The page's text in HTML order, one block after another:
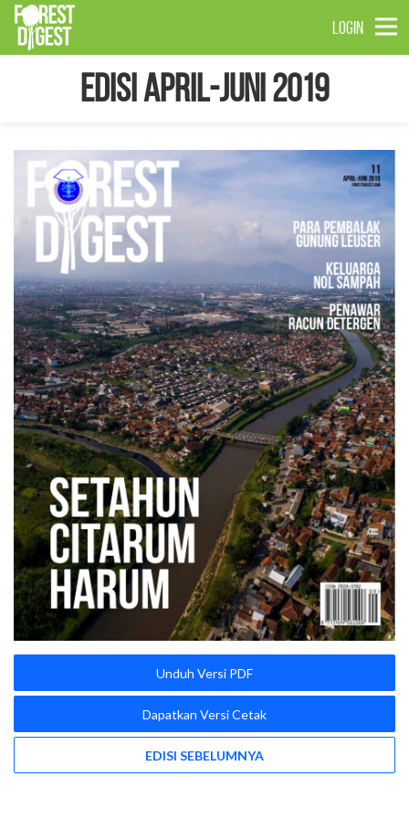
LOGIN
Edisi April-Juni 2019
Unduh Versi PDF
Dapatkan Versi Cetak
EDISI SEBELUMNYA